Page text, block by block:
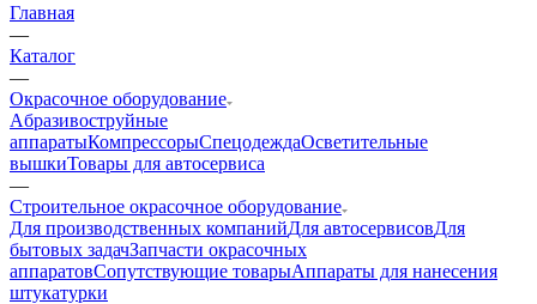
Главная
—
Каталог
—
Окрасочное оборудование
Aбразивоструйные
аппаратыКомпрессорыСпецодеждаОсветительные
вышкиТовары для автосервиса
—
Строительное окрасочное оборудование
Для производственных компанийДля автосервисовДля
бытовых задачЗапчасти окрасочных
аппаратовСопутствующие товарыАппараты для нанесения
штукатурки